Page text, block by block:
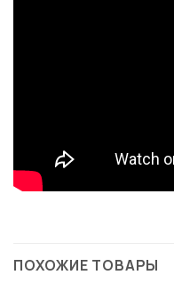
ПОХОЖИЕ ТОВАРЫ